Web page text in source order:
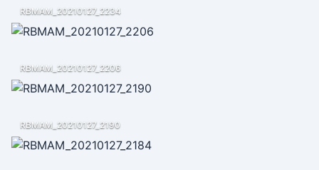
RBMAM_20210127_2234
RBMAM_20210127_2206
RBMAM_20210127_2190